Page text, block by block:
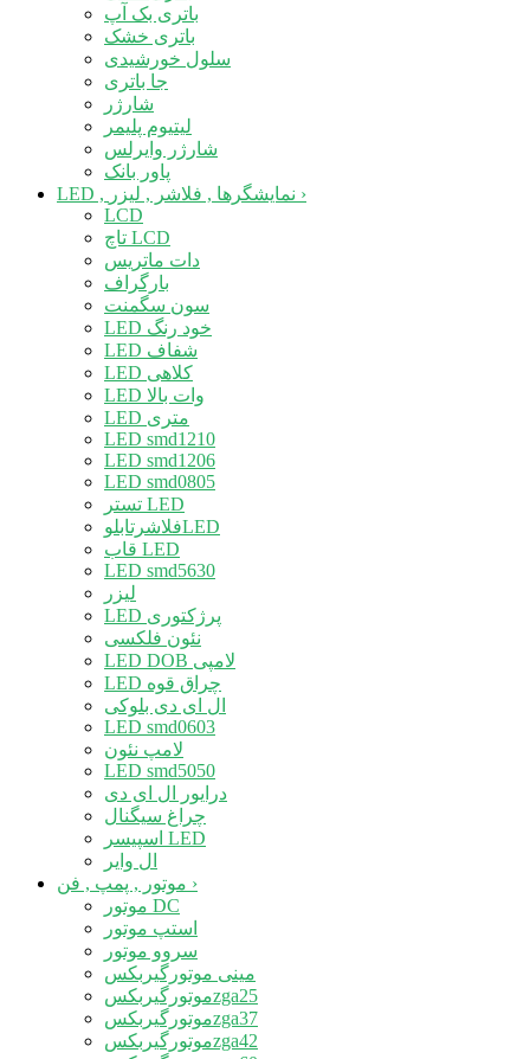
باتری بک آپ
باتری خشک
سلول خورشیدی
جا باتری
شارژر
لیتیوم پلیمر
شارژر وایرلس
پاور بانک
›
LCD
تاچ LCD
دات ماتریس
بارگراف
سون سگمنت
LED خود رنگ
LED شفاف
LED کلاهی
LED وات بالا
LED متری
LED smd1210
LED smd1206
LED smd0805
تستر LED
فلاشرتابلوLED
قاب LED
LED smd5630
لیزر
LED پرژکتوری
نئون فلکسی
LED DOB لامپی
LED چراق قوه
ال ای دی بلوکی
LED smd0603
لامپ نئون
LED smd5050
درایور ال ای دی
چراغ سیگنال
اسپیسر LED
ال وایر
›
موتور DC
استپ موتور
سروو موتور
مینی موتورگیربکس
موتورگیربکسzga25
موتورگیربکسzga37
موتورگیربکسzga42